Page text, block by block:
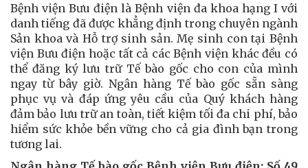
Bệnh viện Bưu điện là Bệnh viện đa khoa hạng I với
danh tiếng đã được khẳng định trong chuyên ngành
Sản khoa và Hỗ trợ sinh sản. Mẹ sinh con tại Bệnh
viện Bưu điện hoặc tất cả các Bệnh viện khác đều có
thể đăng ký lưu trữ Tế bào gốc cho con của mình
ngay từ bây giờ. Ngân hàng Tế bào gốc sẵn sàng
phục vụ và đáp ứng yêu cầu của Quý khách hàng
đảm bảo lưu trữ an toàn, tiết kiệm tối đa chi phí, bảo
hiểm sức khỏe bền vững cho cả gia đình bạn trong
tương lai.